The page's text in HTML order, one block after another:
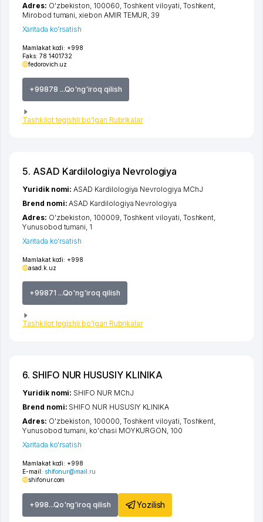
Mamlakat kodi: +998
Faks: 78 1401732
fedorovich.uz
+99878 ...Qo'ng'iroq qilish
Tashkilot tegishli bo'lgan Rubrikalar
Adres: O'zbekiston, 100060, Toshkent viloyati Toshkent
Mirobod tumani ,xiеbon AMIR TEMUR , 39
Xaritada ko'rsatish
5. ASAD Kardilologiya Nevrologiya
Mamlakat kodi: +998
asad.k.uz
+99871 ...Qo'ng'iroq qilish
Tashkilot tegishli bo'lgan Rubrikalar
Yuridik nomi:ASAD Kardilologiya Nevrologiya MChJ
Brend nomi:ASAD Kardilologiya Nevrologiya
Adres: O'zbekiston, 100009, Toshkent viloyati Toshkent
Yunusobod tumani , 1
Xaritada ko'rsatish
6. SHIFO NUR HUSUSIY KLINIKA
Mamlakat kodi: +998
E-mail: shifonur@mail.ru
shifonur.com
+998...Qo'ng'iroq qilish Yozilish
Yuridik nomi: SHIFO NUR MChJ
Brend nomi: SHIFO NUR HUSUSIY KLINIKA
Adres: O'zbekiston, 100000, Toshkent viloyati, Toshkent,
Yunusobod tumani, ko'chasi MOYKURGON, 100
Xaritada ko'rsatish